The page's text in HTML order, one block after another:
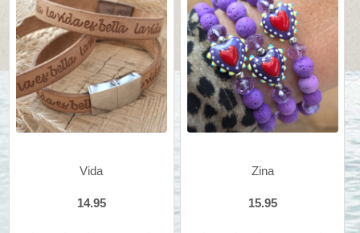
Vida
14.95
Zina
15.95